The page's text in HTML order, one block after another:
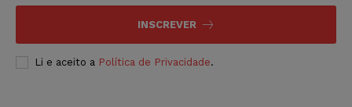
INSCREVER
Li e aceito a Política de Privacidade.